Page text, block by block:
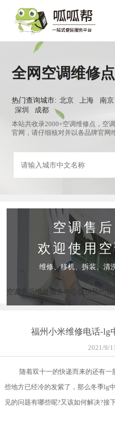
全网空调维修
热门查询城市: 北京 上海 南京
深圳
成都
本站共收录2000+空调维修点，空
官网，请仔细核对并以各品牌官网
空调售
欢迎使用
维修、移机、拆装、清
空调售后维修服务中心提供预约服
福州小米维修电话-lg
2021/9/
随着双十一的快递而来的还有
些地方已经冷的发紫了，那么冬季lg
见的问题有哪些呢?又该如何解决?接